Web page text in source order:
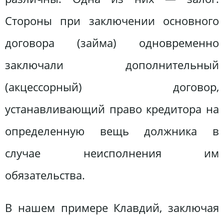
Стороны при заключении основного
договора (займа) одновременно
заключали дополнительный
(акцессорный) договор,
устанавливающий право кредитора на
определенную вещь должника в
случае неисполнения им
обязательства.
В нашем примере Клавдий, заключая